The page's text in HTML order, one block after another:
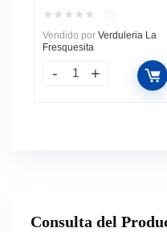
★ ★ ★ ★ ★
Vendido por Verduleria La
Fresquesita
Consulta del